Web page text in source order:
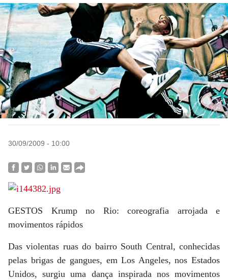
30/09/2009 - 10:00
GESTOS Krump no Rio: coreografia arrojada e
movimentos rápidos
Das violentas ruas do bairro South Central, conhecidas
pelas brigas de gangues, em Los Angeles, nos Estados
Unidos, surgiu uma dança inspirada nos movimentos